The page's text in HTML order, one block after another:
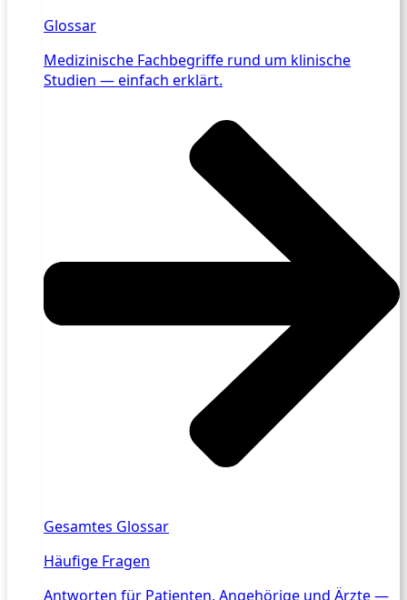
Glossar
Medizinische Fachbegriffe rund um klinische
Studien — einfach erklärt.
Gesamtes Glossar
Häufige Fragen
Antworten für Patienten, Angehörige und Ärzte —